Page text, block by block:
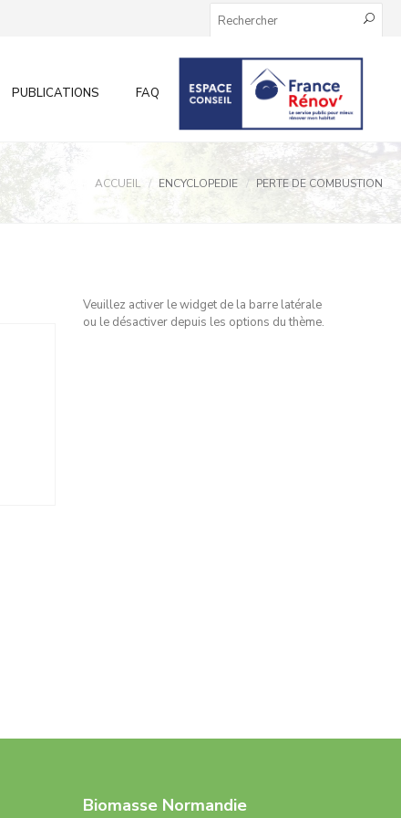
PUBLICATIONS FAQ INFOS AUX PARTICULIERS
ACCUEIL ENCYCLOPEDIE PERTE DE COMBUSTION
Veuillez activer le widget de la barre latérale
ou le désactiver depuis les options du thème.
Biomasse Normandie